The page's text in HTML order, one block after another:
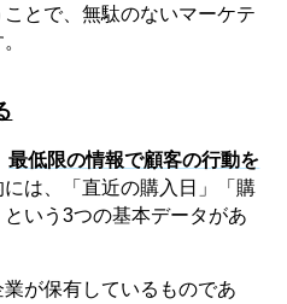
とで、無駄のないマーケテ
最低限の情報で顧客の行動を
は、「直近の購入日」「購
いう3つの基本データがあ
が保有しているものであ